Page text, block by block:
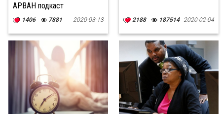
АРВАН подкаст
1406 7881 2020-03-13 2188 187514 2020-02-04